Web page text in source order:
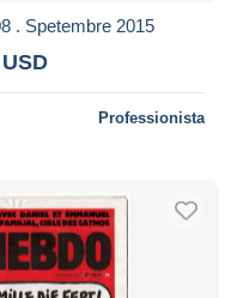
. Spetembre 2015
Professionista